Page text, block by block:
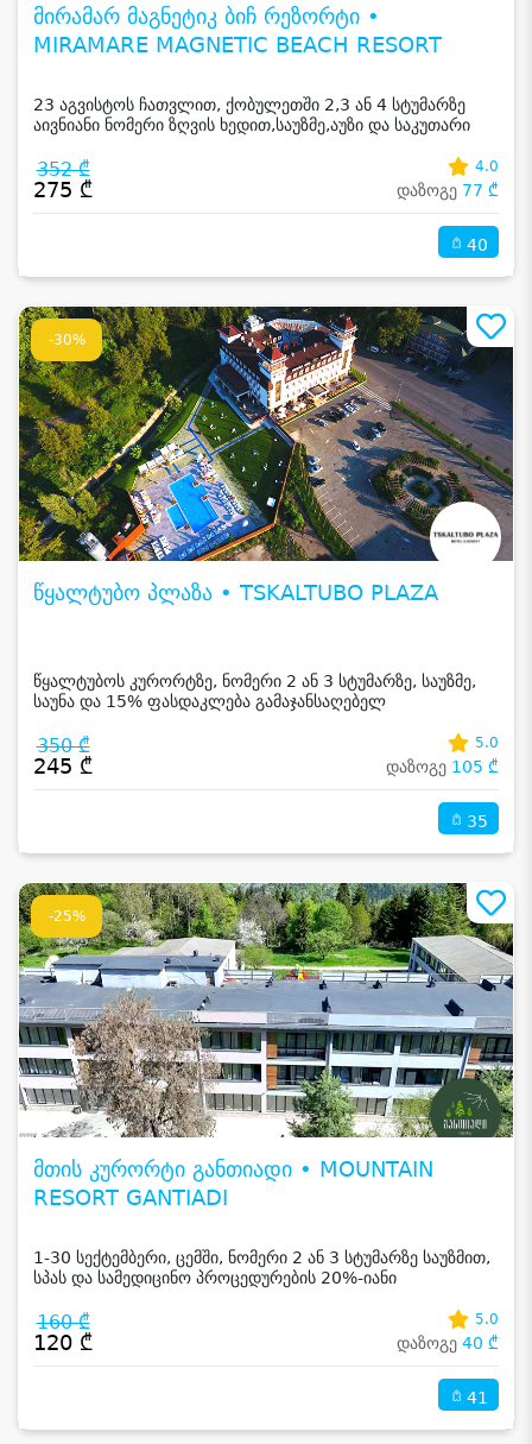
მირამარ მაგნეტიკ ბიჩ რეზორტი •
MIRAMARE MAGNETIC BEACH RESORT
23 აგვისტოს ჩათვლით, ქობულეთში 2,3 ან 4 სტუმარზე
აივნიანი ნომერი ზღვის ხედით,საუზმე,აუზი და საკუთარი
352 ₾
275 ₾
4.0
დაზოგე 77 ₾
40
-30%
წყალტუბო პლაზა • TSKALTUBO PLAZA
წყალტუბოს კურორტზე, ნომერი 2 ან 3 სტუმარზე, საუზმე,
საუნა და 15% ფასდაკლება გამაჯანსაღებელ
350 ₾
245 ₾
5.0
დაზოგე 105 ₾
35
-25%
მთის კურორტი განთიადი • MOUNTAIN
RESORT GANTIADI
1-30 სექტემბერი, ცემში, ნომერი 2 ან 3 სტუმარზე საუზმით,
სპას და სამედიცინო პროცედურების 20%-იანი
160 ₾
120 ₾
5.0
დაზოგე 40 ₾
41